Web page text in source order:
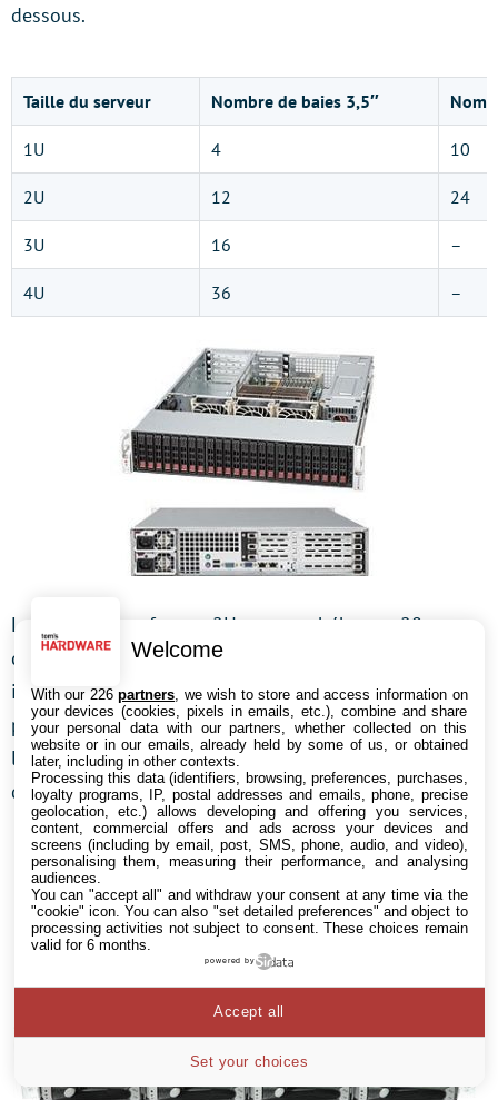
dessous.
Taille du serveur Nombre de baies 3,5″
1U 4 10
2U 12 24
3U 16 –
4U 36 –
Les serveurs au format 2U peuvent héberger 20
disques 2,5″ installés horizontalement ou 24 disques
installés verticalement. Notons que les fonds de
paniers et les baies prennent moins de place que sur
les systèmes 3,5″, les disques 2,5″ affichant des
dimensions bien plus petites.
Welcome
With our 226partners , we wish to store and access information on
your devices (cookies, pixels in emails, etc.), combine and share
your personal data with our partners, whether collected on this
website or in our emails, already held by some of us, or obtained
later, including in other contexts.
Processing this data (identifiers, browsing, preferences, purchases,
loyalty programs, IP, postal addresses and emails, phone, precise
geolocation, etc.) allows developing and offering you services,
content, commercial offers and ads across your devices and
screens (including by email, post, SMS, phone, audio, and video),
personalising them, measuring their performance, and analysing
audiences.
You can "accept all" and withdraw your consent at any time via the
"cookie" icon. You can also "set detailed preferences" and object to
processing activities not subject to consent. These choices remain
valid for 6 months.
powered by
Set your choices
Accept all